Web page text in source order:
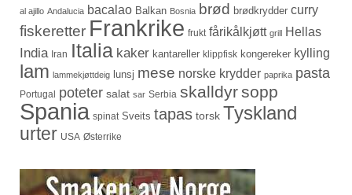
al ajillo Andalucia bacalao Balkan Bosnia brød brødkrydder curry
fiskeretter Frankrike frukt fårikålkjøtt grill Hellas
India Iran Italia kaker kantareller klippfisk kongereker kylling
lam lammekjøttdeig lunsj mese norske krydder paprika pasta
Portugal poteter salat sar Serbia skalldyrsopp
Spania spinat Sveits tapas torsk Tyskland
urter USA Østerrike